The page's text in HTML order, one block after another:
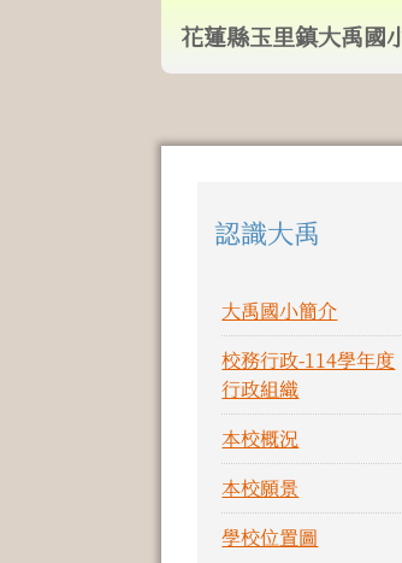
花蓮縣玉里鎮大禹
花蓮縣玉里鎮大禹國
左邊區域內
認識大禹
大禹國小簡介
校務行政-114學年度
行政組織
本校概況
本校願景
學校位置圖